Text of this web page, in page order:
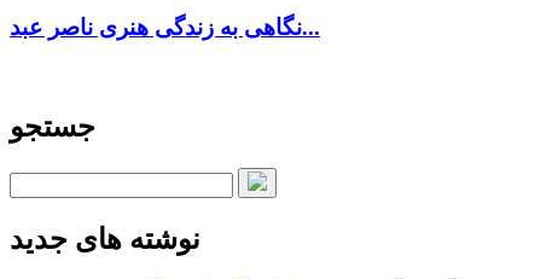
نگاهی به زندگی هنری ناصر عبد...
جستجو
نوشته های جدید